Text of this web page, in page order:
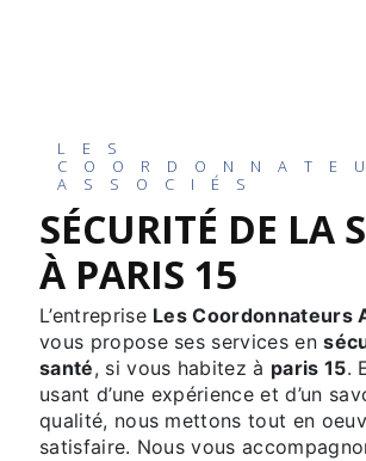
LES
ASSOCIÉS
SÉCURITÉ DE LA
À PARIS 15
L’entreprise Les Coordonnateurs
vous propose ses services en
santé, si vous habitez à paris 15.
usant d’une expérience et d’un
qualité, nous mettons tout en
satisfaire. Nous vous